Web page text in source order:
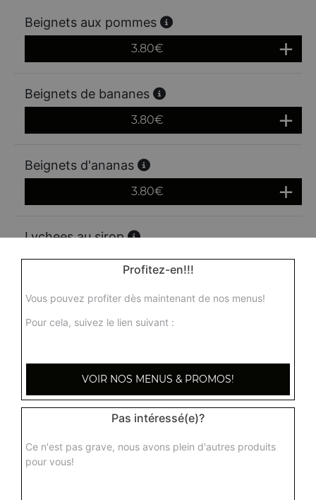
Beignets aux pommes
3.80€
Beignets de bananes
3.80€
Beignets d'ananas
3.80€
Lychees au sirop
3.80€
Ananas au sirop
Actuellement non disponible
3.90€
Gingembre confit
Profitez-en!!!
Vous pouvez profiter dès maintenant de nos menus!
Pour cela, suivez le lien suivant :
VOIR NOS MENUS & PROMOS!
Pas intéressé(e)?
Ce n'est pas grave, nous avons plein d'autres produits
pour vous!